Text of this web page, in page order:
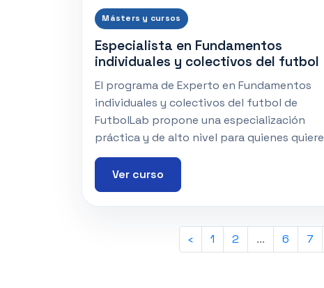
Másters y cursos
Especialista en Fundamentos
individuales y colectivos del futbol
El programa de Experto en Fundamentos
individuales y colectivos del futbol de
FutbolLab propone una especialización
práctica y de alto nivel para quienes quiere
Ver curso
‹ 1 2 ... 6 7